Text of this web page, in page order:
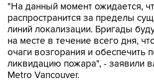
"На данный момент ожидается,
распространится за пределы
линий локализации. Бригады
на месте в течение всего дня,
очаги возгорания и обеспечить
ликвидацию пожара", - заявили
Metro Vancouver.